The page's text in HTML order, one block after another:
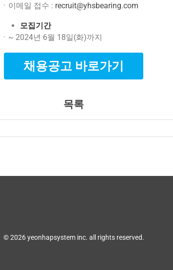
ㆍ이메일 접수 : recruit@yhsbearing.com
모집기간
ㆍ~ 2024년 6월 18일(화)까지
채용공고 바로가기
목록
© 2026 yeonhapsystem inc. all rights reserved.